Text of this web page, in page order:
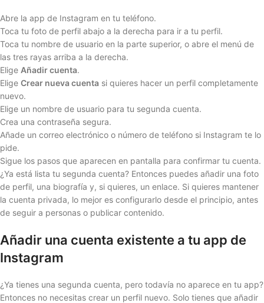
Abre la app de Instagram en tu teléfono.
Toca tu foto de perfil abajo a la derecha para ir a tu perfil.
Toca tu nombre de usuario en la parte superior, o abre el menú de
las tres rayas arriba a la derecha.
Elige Añadir cuenta.
Elige Crear nueva cuenta si quieres hacer un perfil completamente
nuevo.
Elige un nombre de usuario para tu segunda cuenta.
Crea una contraseña segura.
Añade un correo electrónico o número de teléfono si Instagram te lo
pide.
Sigue los pasos que aparecen en pantalla para confirmar tu cuenta.
¿Ya está lista tu segunda cuenta? Entonces puedes añadir una foto
de perfil, una biografía y, si quieres, un enlace. Si quieres mantener
la cuenta privada, lo mejor es configurarlo desde el principio, antes
de seguir a personas o publicar contenido.
Añadir una cuenta existente a tu app de
Instagram
¿Ya tienes una segunda cuenta, pero todavía no aparece en tu app?
Entonces no necesitas crear un perfil nuevo. Solo tienes que añadir